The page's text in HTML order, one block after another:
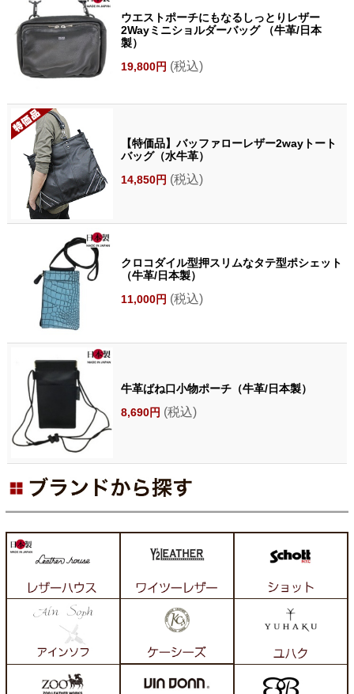
ウエストポーチにもなるしっとりレザー
2Wayミニショルダーバッグ （牛革/日本
製）
19,800円 (税込)
【特価品】バッファローレザー2wayトート
バッグ（水牛革）
14,850円 (税込)
クロコダイル型押スリムなタテ型ポシェット
（牛革/日本製）
11,000円 (税込)
牛革ばね口小物ポーチ（牛革/日本製）
8,690円 (税込)